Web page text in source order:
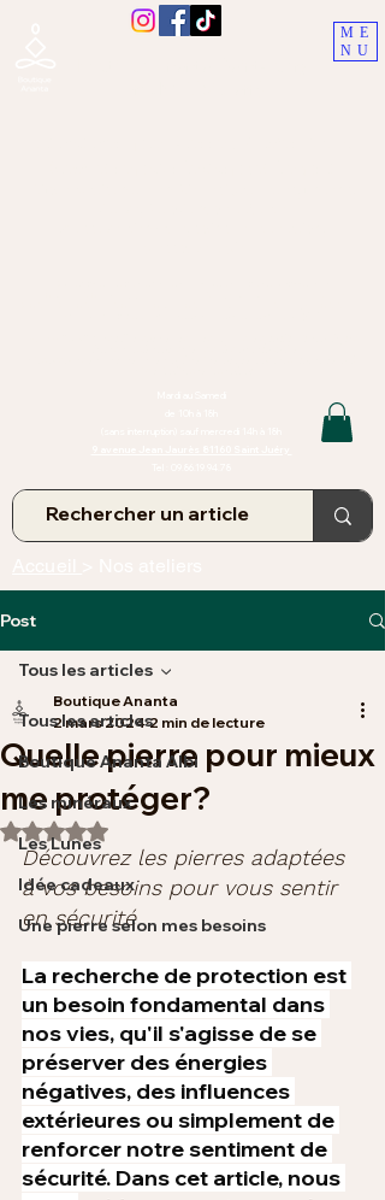
ME
NU
Post
Tous les articles
Boutique Ananta Albi
Les minéraux
Les Lunes
Idée cadeaux
Une pierre selon mes besoins
Tous les articles
Quelle pierre pour mieux
me protéger?
Boutique Ananta
2 mars 2024 2 min de lecture
Noté NaN étoiles sur 5.
Découvrez les pierres adaptées
à vos besoins pour vous sentir
en sécurité
La recherche de protection est
un besoin fondamental dans
nos vies, qu'il s'agisse de se
préserver des énergies
négatives, des influences
extérieures ou simplement de
renforcer notre sentiment de
sécurité. Dans cet article, nous